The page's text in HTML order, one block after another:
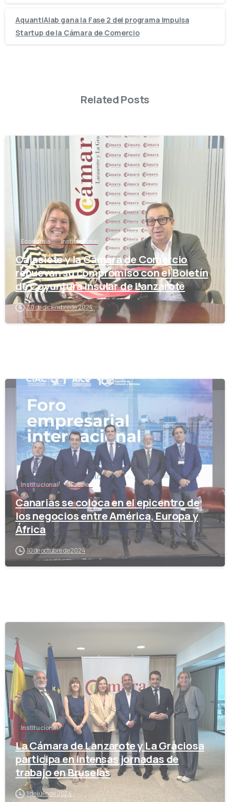
AquantIAlab gana la Fase 2 del programa Impulsa
Startup de la Cámara de Comercio
Related Posts
Economía Institucional
Cajasiete y la Cámara de Comercio
renuevan su compromiso con el Boletín
de Coyuntura Insular de Lanzarote
30 de diciembre de 2024
Institucional Noticias
Canarias se coloca en el epicentro de
los negocios entre América, Europa y
África
10 de octubre de 2024
Institucional
La Cámara de Lanzarote y La Graciosa
participa en intensas jornadas de
trabajo en Bruselas
1 de julio de 2024